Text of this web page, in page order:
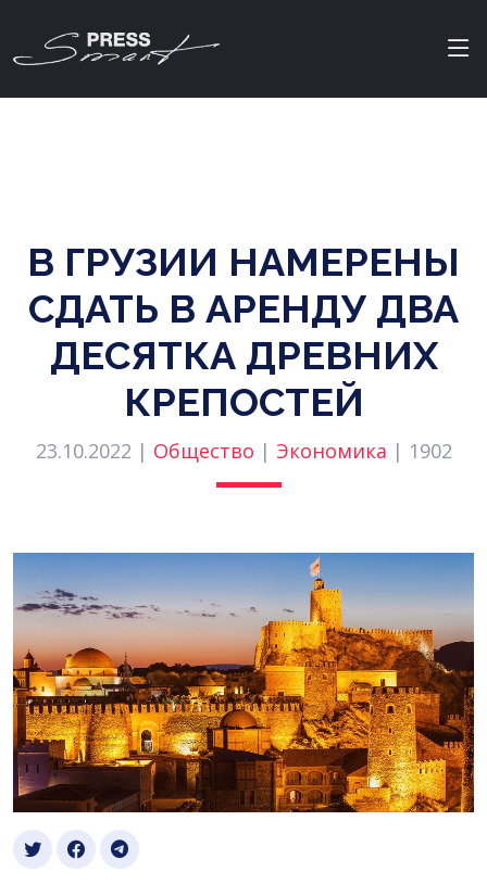
В ГРУЗИИ НАМЕРЕНЫ
CДАТЬ В АРЕНДУ ДВА
ДЕСЯТКА ДРЕВНИХ
КРЕПОСТЕЙ
23.10.2022 | Общество | Экономика | 1902